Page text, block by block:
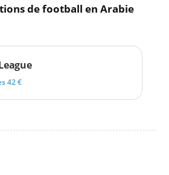
de football en Arabie
42 €